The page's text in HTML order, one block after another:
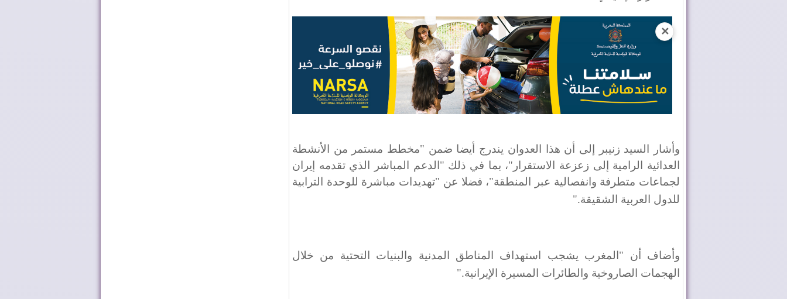
✕
وأشار السيد زنيبر إلى أن هذا العدوان يندرج أيضا ضمن "مخطط مستمر من الأنشطة
العدائية الرامية إلى زعزعة الاستقرار"، بما في ذلك "الدعم المباشر الذي تقدمه إيران
لجماعات متطرفة وانفصالية عبر المنطقة"، فضلا عن "تهديدات مباشرة للوحدة الترابية
للدول العربية الشقيقة".
وأضاف أن "المغرب يشجب استهداف المناطق المدنية والبنيات التحتية من خلال
الهجمات الصاروخية والطائرات المسيرة الإيرانية".